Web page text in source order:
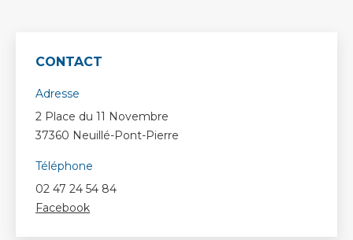
CONTACT
Adresse
2 Place du 11 Novembre
37360 Neuillé-Pont-Pierre
Téléphone
02 47 24 54 84
Facebook